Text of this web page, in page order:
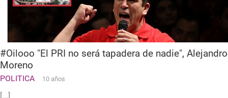
#Oilooo "El PRI no será tapadera de nadie", Alejandro
Moreno
POLITICA 10 años
[...]